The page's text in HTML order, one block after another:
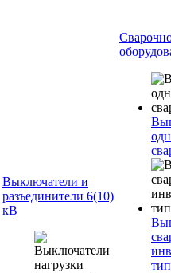
Выключатели и
разъединители 6(10)
кВ